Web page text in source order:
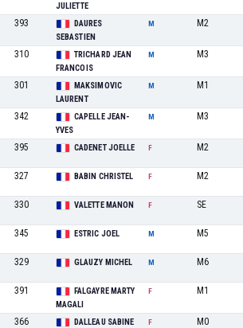
JULIETTE
393
DAURES
SEBASTIEN
M M2
310
TRICHARD JEAN
FRANCOIS
M M3
301
MAKSIMOVIC
LAURENT
M M1
342
CAPELLE JEAN-
YVES
M M3
395 CADENET JOELLE F M2
327 BABIN CHRISTEL F M2
330 VALETTE MANON F SE
345 ESTRIC JOEL M M5
329 GLAUZY MICHEL M M6
391
FALGAYRE MARTY
MAGALI
F M1
366 DALLEAU SABINE F M0